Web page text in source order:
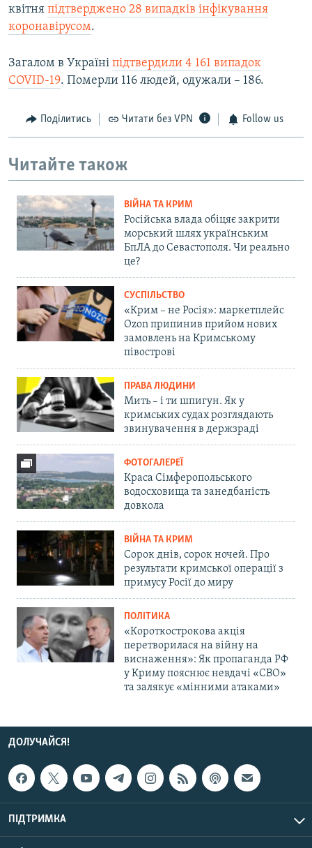
квітня підтверджено 28 випадків інфікування
коронавірусом.
Загалом в Україні підтвердили 4 161 випадок
COVID-19. Померли 116 людей, одужали – 186.
Поділитись Читати без VPN Follow us
Читайте також
ВІЙНА ТА КРИМ
Російська влада обіцяє закрити
морський шлях українським
БпЛА до Севастополя. Чи реально
це?
СУСПІЛЬСТВО
«Крим – не Росія»: маркетплейс
Ozon припинив прийом нових
замовлень на Кримському
півострові
ПРАВА ЛЮДИНИ
Мить – і ти шпигун. Як у
кримських судах розглядають
звинувачення в держзраді
ФОТОГАЛЕРЕЇ
Краса Сімферопольського
водосховища та занедбаність
довкола
ВІЙНА ТА КРИМ
Сорок днів, сорок ночей. Про
результати кримської операції з
примусу Росії до миру
ПОЛІТИКА
«Короткострокова акція
перетворилася на війну на
виснаження»: Як пропаганда РФ
у Криму пояснює невдачі «СВО»
та залякує «мінними атаками»
ДОЛУЧАЙСЯ!
ПІДТРИМКА